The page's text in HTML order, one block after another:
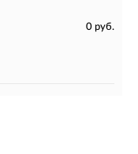
0 руб.